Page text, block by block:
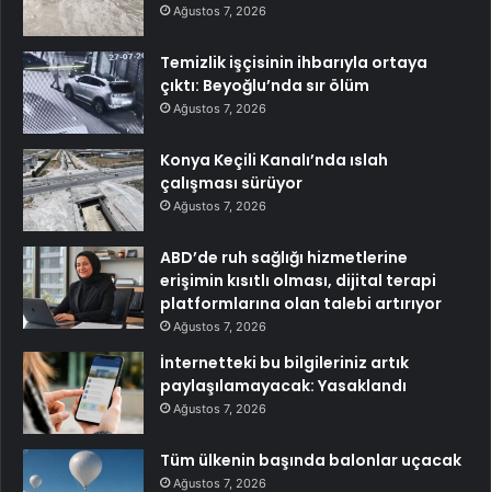
Ağustos 7, 2026
Temizlik işçisinin ihbarıyla ortaya
çıktı: Beyoğlu’nda sır ölüm
Ağustos 7, 2026
Konya Keçili Kanalı’nda ıslah
çalışması sürüyor
Ağustos 7, 2026
ABD’de ruh sağlığı hizmetlerine
erişimin kısıtlı olması, dijital terapi
platformlarına olan talebi artırıyor
Ağustos 7, 2026
İnternetteki bu bilgileriniz artık
paylaşılamayacak: Yasaklandı
Ağustos 7, 2026
Tüm ülkenin başında balonlar uçacak
Ağustos 7, 2026